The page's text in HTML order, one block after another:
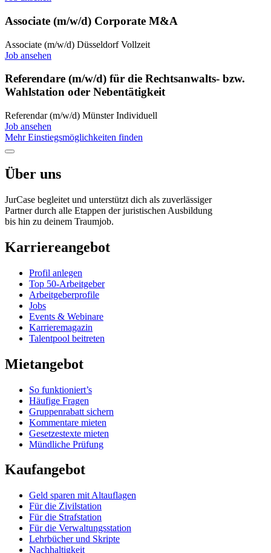
Associate (m/w/d) Corporate M&A
Associate (m/w/d) Düsseldorf Vollzeit
Job ansehen
Referendare (m/w/d) für die Rechtsanwalts- bzw.
Wahlstation oder Nebentätigkeit
Referendar (m/w/d) Münster Individuell
Job ansehen
Mehr Einstiegsmöglichkeiten finden
Über uns
JurCase begleitet und unterstützt dich als zuverlässiger
Partner durch alle Etappen der juristischen Ausbildung
bis hin zu deinem Traumjob.
Karriereangebot
Profil anlegen
Top 50-Arbeitgeber
Arbeitgeberprofile
Jobs
Events & Webinare
Karrieremagazin
Talentpool beitreten
Mietangebot
So funktioniert’s
Häufige Fragen
Gruppenrabatt sichern
Kommentare mieten
Gesetzestexte mieten
Mündliche Prüfung
Kaufangebot
Geld sparen mit Altauflagen
Für die Zivilstation
Für die Strafstation
Für die Verwaltungsstation
Lehrbücher und Skripte
Nachhaltigkeit